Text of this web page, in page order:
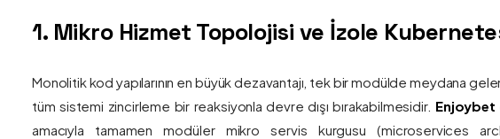
1. Mikro Hizmet Topolojisi ve İzole
Monolitik kod yapılarının en büyük dezavantajı, tek bir modülde meydana gelen
tüm sistemi zincirleme bir reaksiyonla devre dışı bırakabilmesidir. Enjoybet
amacıyla tamamen modüler mikro servis kurgusu (microservices